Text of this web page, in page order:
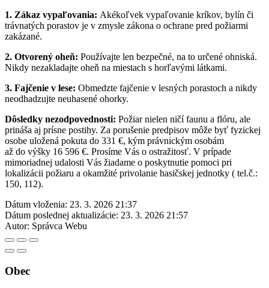
1. Zákaz vypaľovania: Akékoľvek vypaľovanie kríkov, bylín či
trávnatých porastov je v zmysle zákona o ochrane pred požiarmi
zakázané.
2. Otvorený oheň: Používajte len bezpečné, na to určené ohniská.
Nikdy nezakladajte oheň na miestach s horľavými látkami.
3. Fajčenie v lese: Obmedzte fajčenie v lesných porastoch a nikdy
neodhadzujte neuhasené ohorky.
Dôsledky nezodpovednosti: Požiar nielen ničí faunu a flóru, ale
prináša aj prísne postihy. Za porušenie predpisov môže byť fyzickej
osobe uložená pokuta do 331 €, kým právnickým osobám
až do výšky 16 596 €. Prosíme Vás o ostražitosť. V prípade
mimoriadnej udalosti Vás žiadame o poskytnutie pomoci pri
lokalizácii požiaru a okamžité privolanie hasičskej jednotky ( tel.č.:
150, 112).
Dátum vloženia: 23. 3. 2026 21:37
Dátum poslednej aktualizácie: 23. 3. 2026 21:57
Autor: Správca Webu
Obec